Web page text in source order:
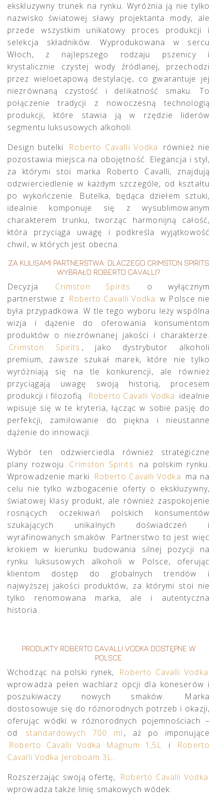
ekskluzywny trunek na rynku. Wyróżnia ją nie tylko
nazwisko światowej sławy projektanta mody, ale
przede wszystkim unikatowy proces produkcji i
selekcja składników. Wyprodukowana w sercu
Włoch, z najlepszego rodzaju pszenicy i
krystalicznie czystej wody źródlanej, przechodzi
przez wieloetapową destylację, co gwarantuje jej
niezrównaną czystość i delikatność smaku. To
połączenie tradycji z nowoczesną technologią
produkcji, które stawia ją w rzędzie liderów
segmentu luksusowych alkoholi.
Design butelki
Roberto Cavalli Vodka
również nie
pozostawia miejsca na obojętność. Elegancja i styl,
za którymi stoi marka Roberto Cavalli, znajdują
odzwierciedlenie w każdym szczególe, od kształtu
po wykończenie. Butelka, będąca dziełem sztuki,
idealnie komponuje się z wysublimowanym
charakterem trunku, tworząc harmonijną całość,
która przyciąga uwagę i podkreśla wyjątkowość
chwil, w których jest obecna.
ZA KULISAMI PARTNERSTWA: DLACZEGO CRIMSTON SPIRITS
WYBRAŁO ROBERTO CAVALLI?
Decyzja Crimston Spirits
o wyłącznym
partnerstwie z Roberto Cavalli Vodka w Polsce nie
była przypadkowa. W tle tego wyboru leży wspólna
wizja i dążenie do oferowania konsumentom
produktów o niezrównanej jakości i charakterze.
Crimston Spirits , jako dystrybutor alkoholi
premium, zawsze szukał marek, które nie tylko
wyróżniają się na tle konkurencji, ale również
przyciągają uwagę swoją historią, procesem
produkcji i filozofią. Roberto Cavalli Vodka idealnie
wpisuje się w te kryteria, łącząc w sobie pasję do
perfekcji, zamiłowanie do piękna i nieustanne
dążenie do innowacji.
Wybór ten odzwierciedla również strategiczne
plany rozwoju
Crimston Spirits
na polskim rynku.
Wprowadzenie marki Roberto Cavalli Vodka ma na
celu nie tylko wzbogacenie oferty o ekskluzywny,
światowej klasy produkt, ale również zaspokojenie
rosnących oczekiwań polskich konsumentów
szukających unikalnych doświadczeń i
wyrafinowanych smaków. Partnerstwo to jest więc
krokiem w kierunku budowania silnej pozycji na
rynku luksusowych alkoholi w Polsce, oferując
klientom dostęp do globalnych trendów i
najwyższej jakości produktów, za którymi stoi nie
tylko renomowana marka, ale i autentyczna
historia.
PRODUKTY ROBERTO CAVALLI VODKA DOSTĘPNE W
POLSCE
Wchodząc na polski rynek,
Roberto Cavalli Vodka
wprowadza pełen wachlarz opcji dla koneserów i
poszukiwaczy nowych smaków. Marka
dostosowuje się do różnorodnych potrzeb i okazji,
oferując wódki w różnorodnych pojemnościach –
od
standardowych 700 ml , aż po imponujące
Roberto Cavalli Vodka Magnum 1,5L
i
Roberto
Cavalli Vodka Jeroboam 3L .
Rozszerzając swoją ofertę, Roberto Cavalli Vodka
wprowadza także linię smakowych wódek: